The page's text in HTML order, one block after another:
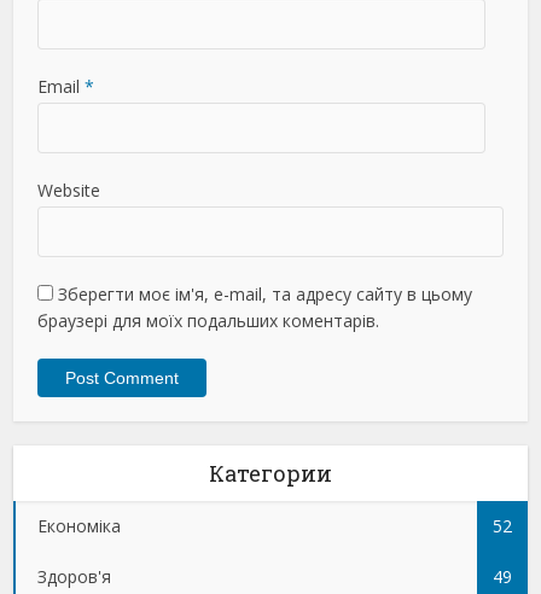
Email *
Website
Зберегти моє ім'я, e-mail, та адресу сайту в цьому
браузері для моїх подальших коментарів.
Категории
Економіка 52
Здоров'я 49